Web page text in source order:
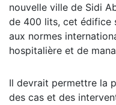
nouvelle ville de Sidi
de 400 lits, cet édifice
aux normes
hospitalière et de
Il devrait permettre la
des cas et des